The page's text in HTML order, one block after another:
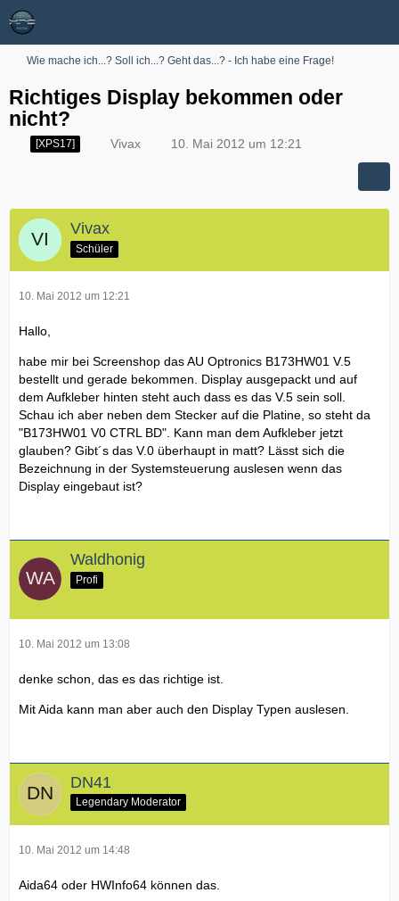
Wie mache ich...? Soll ich...? Geht das...? - Ich habe eine Frage!
Richtiges Display bekommen oder
nicht?
[XPS17] Vivax 10. Mai 2012 um 12:21
Vivax
Schüler
10. Mai 2012 um 12:21
Hallo,
habe mir bei Screenshop das AU Optronics B173HW01 V.5
bestellt und gerade bekommen. Display ausgepackt und auf
dem Aufkleber hinten steht auch dass es das V.5 sein soll.
Schau ich aber neben dem Stecker auf die Platine, so steht da
"B173HW01 V0 CTRL BD". Kann man dem Aufkleber jetzt
glauben? Gibt´s das V.0 überhaupt in matt? Lässt sich die
Bezeichnung in der Systemsteuerung auslesen wenn das
Display eingebaut ist?
Waldhonig
Profi
10. Mai 2012 um 13:08
denke schon, das es das richtige ist.
Mit Aida kann man aber auch den Display Typen auslesen.
DN41
Legendary Moderator
10. Mai 2012 um 14:48
Aida64 oder HWInfo64 können das.